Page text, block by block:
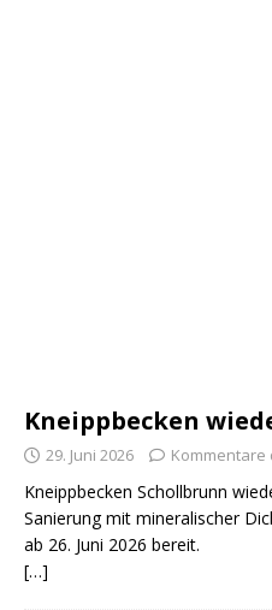
Kneippbecken
29. Juni 2026
Kneippbecken Schollbrunn
Sanierung mit mineralischer
ab 26. Juni 2026 bereit.
[…]